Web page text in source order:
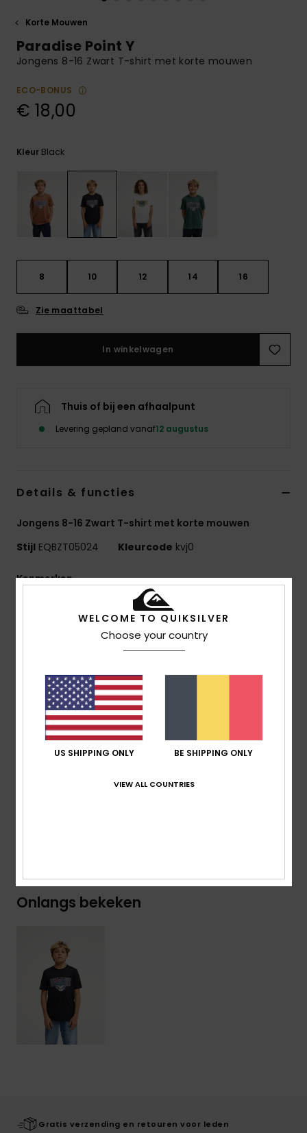
antwoorden op
de meest
VERLANGLIJST
Korte Mouwen
Paradise Point Y
Jongens 8-16 Zwart T-shirt met korte mouwen
ECO-BONUS
€ 18,00
Kleur Black
8 10 12 14 16
Zie maattabel
In winkelwagen
Thuis of bij een afhaalpunt
Levering gepland vanaf12 augustus
Details & functies
Jongens 8-16 Zwart T-shirt met korte mouwen
Stijl EQBZT05024 Kleurcode kvj0
Kenmerken
25% gerecycled katoen uit pre-consumer
[160 G/M2]
Pasvorm:Regular fit
Halslijn:Halslijn: Ronde hals
Overig:Zeefdruk Op De Borst
Branding:Geweven Label Op De Mouw
Onlangs bekeken
Gratis verzending en retouren voor leden
WELCOME TO QUIKSILVER
Choose your country
US SHIPPING ONLY BE SHIPPING ONLY
VIEW ALL COUNTRIES